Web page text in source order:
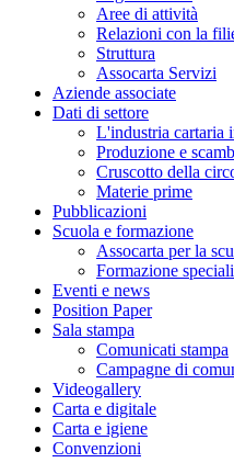
Aree di attività
Relazioni con la
Struttura
Assocarta Servizi
Aziende associate
Dati di settore
L'industria cartaria
Produzione e
Cruscotto della
Materie prime
Pubblicazioni
Scuola e formazione
Assocarta per la
Formazione
Eventi e news
Position Paper
Sala stampa
Comunicati stampa
Campagne di
Videogallery
Carta e digitale
Carta e igiene
Convenzioni